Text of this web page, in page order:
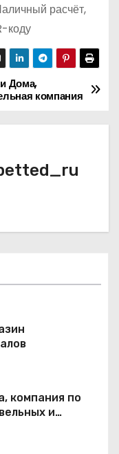
расчёт,
коду
Дома,
компания
компания по
и